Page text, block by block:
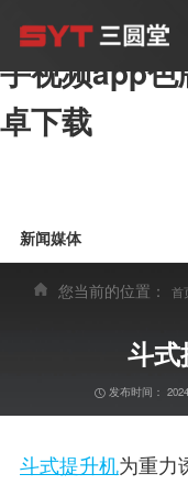
左手视频,
手视频app
卓下载
新闻媒体
您当前的位置： 首
斗式
发布时间：
斗式提升机为重力